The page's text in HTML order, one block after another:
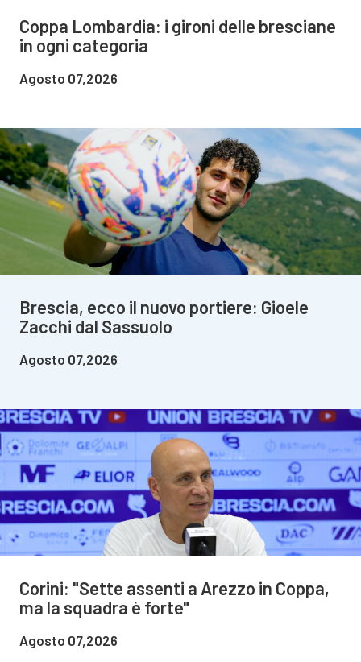
Coppa Lombardia: i gironi delle bresciane
in ogni categoria
Agosto 07,2026
Brescia, ecco il nuovo portiere: Gioele
Zacchi dal Sassuolo
Agosto 07,2026
Corini: "Sette assenti a Arezzo in Coppa,
ma la squadra è forte"
Agosto 07,2026